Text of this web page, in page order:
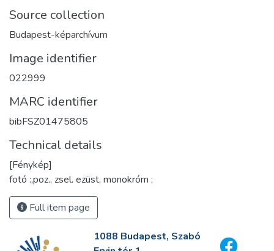
Source collection
Budapest-képarchívum
Image identifier
022999
MARC identifier
bibFSZ01475805
Technical details
[Fénykép]
fotó :,poz., zsel. ezüst, monokróm ;
Full item page
1088 Budapest, Szabó